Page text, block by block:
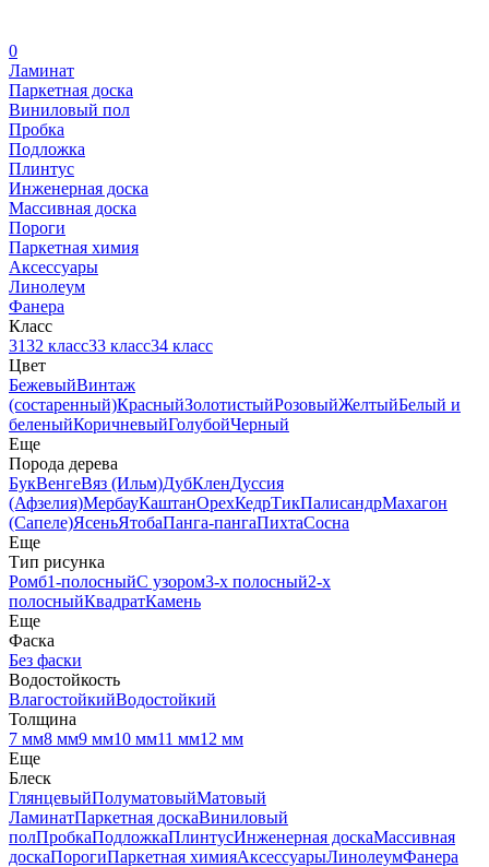
0
Ламинат
Паркетная доска
Виниловый пол
Пробка
Подложка
Плинтус
Инженерная доска
Массивная доска
Пороги
Паркетная химия
Аксессуары
Линолеум
Фанера
Класс
3132 класс33 класс34 класс
Цвет
БежевыйВинтаж
(состаренный)КрасныйЗолотистыйРозовыйЖелтыйБелый и
беленыйКоричневыйГолубойЧерный
Еще
Порода дерева
БукВенгеВяз (Ильм)ДубКленДуссия
(Афзелия)МербауКаштанОрехКедрТикПалисандрМахагон
(Сапеле)ЯсеньЯтобаПанга-пангаПихтаСосна
Еще
Тип рисунка
Ромб1-полосныйС узором3-х полосный2-х
полосныйКвадратКамень
Еще
Фаска
Без фаски
Водостойкость
ВлагостойкийВодостойкий
Толщина
7 мм8 мм9 мм10 мм11 мм12 мм
Еще
Блеск
ГлянцевыйПолуматовыйМатовый
ЛаминатПаркетная доскаВиниловый
полПробкаПодложкаПлинтусИнженерная доскаМассивная
доскаПорогиПаркетная химияАксессуарыЛинолеумФанера